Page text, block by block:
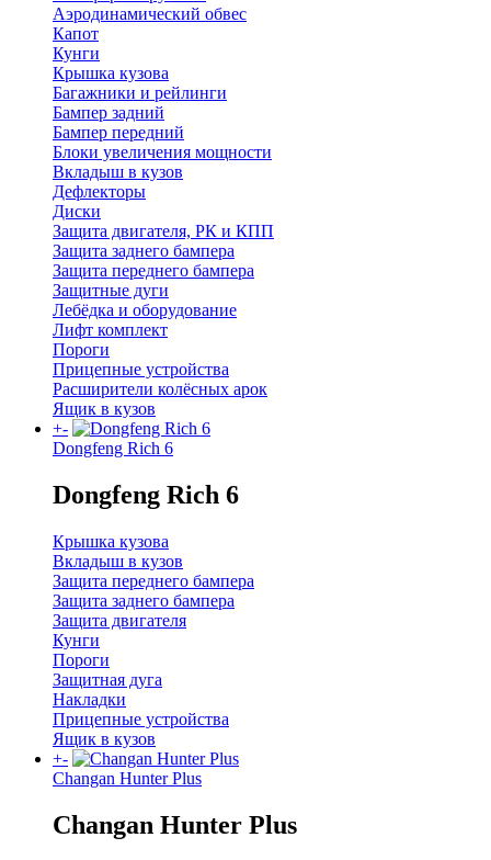
Аэродинамический обвес
Капот
Кунги
Крышка кузова
Багажники и рейлинги
Бампер задний
Бампер передний
Блоки увеличения мощности
Вкладыш в кузов
Дефлекторы
Диски
Защита двигателя, РК и КПП
Защита заднего бампера
Защита переднего бампера
Защитные дуги
Лебёдка и оборудование
Лифт комплект
Пороги
Прицепные устройства
Расширители колёсных арок
Ящик в кузов
+-
Dongfeng Rich 6
Dongfeng Rich 6
Крышка кузова
Вкладыш в кузов
Защита переднего бампера
Защита заднего бампера
Защита двигателя
Кунги
Пороги
Защитная дуга
Накладки
Прицепные устройства
Ящик в кузов
+-
Changan Hunter Plus
Changan Hunter Plus